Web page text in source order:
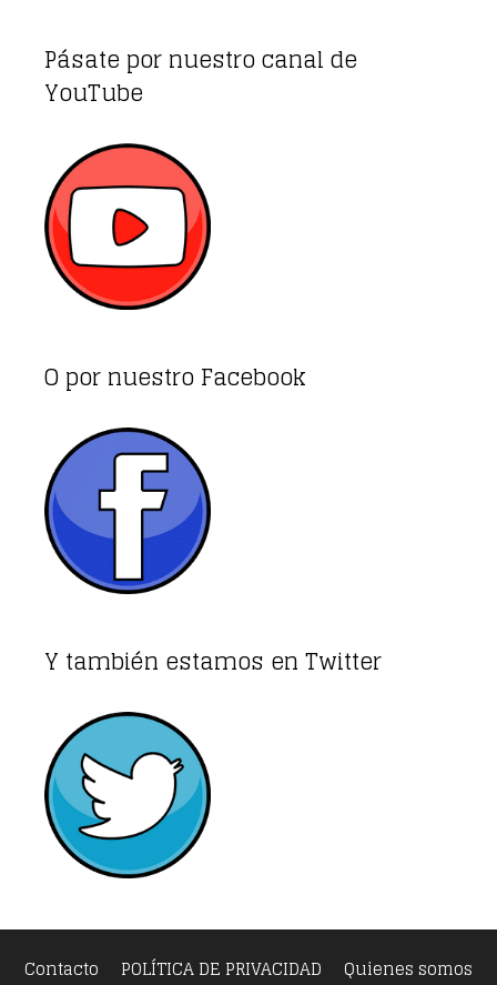
Pásate por nuestro canal de
YouTube
O por nuestro Facebook
Y también estamos en Twitter
Contacto POLÍTICA DE PRIVACIDAD Quienes somos